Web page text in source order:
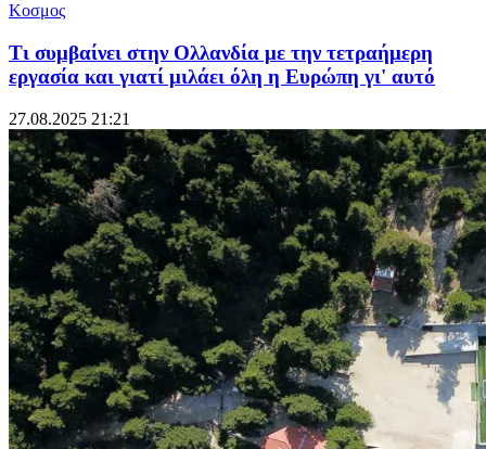
Κοσμος
Τι συμβαίνει στην Ολλανδία με την τετραήμερη
εργασία και γιατί μιλάει όλη η Ευρώπη γι' αυτό
27.08.2025 21:21